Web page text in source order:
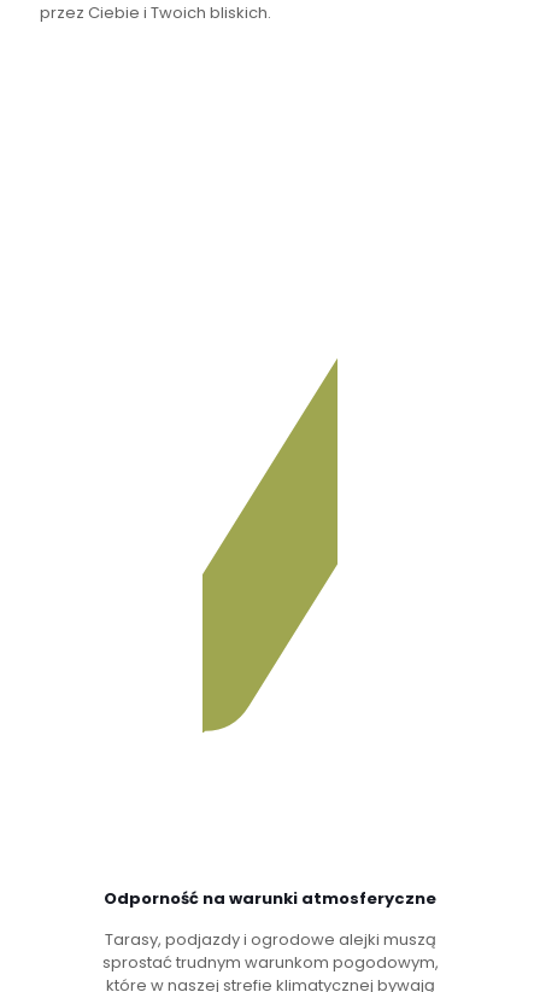
przez Ciebie i Twoich bliskich.
Odporność na warunki atmosferyczne
Tarasy, podjazdy i ogrodowe alejki muszą
sprostać trudnym warunkom pogodowym,
które w naszej strefie klimatycznej bywają